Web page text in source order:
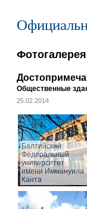
Фотогалерея
Общественные
25.02.2014
Балтийский
Федеральный
университет
имени Иммануила
Канта